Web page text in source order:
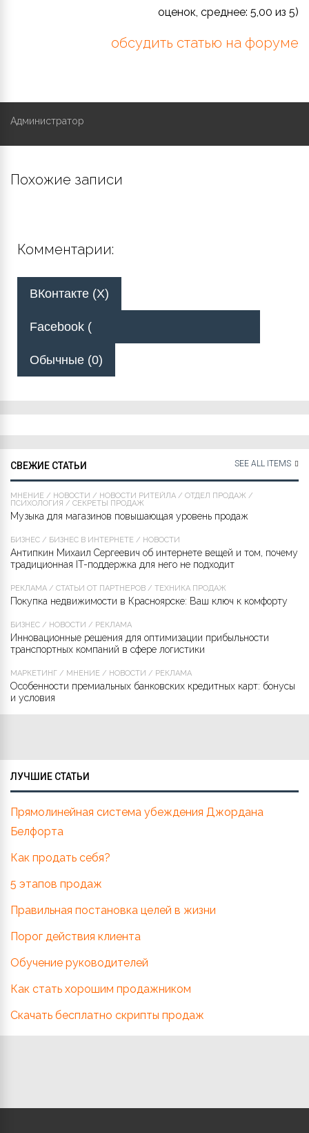
оценок, среднее: 5,00 из 5)
обсудить статью на форуме
Администратор
Похожие записи
Комментарии:
ВКонтакте (X)
Facebook (
Обычные (0)
СВЕЖИЕ СТАТЬИ SEE ALL ITEMS
МНЕНИЕ / НОВОСТИ / НОВОСТИ РИТЕЙЛА / ОТДЕЛ ПРОДАЖ /
ПСИХОЛОГИЯ / СЕКРЕТЫ ПРОДАЖ
Музыка для магазинов повышающая уровень продаж
БИЗНЕС / БИЗНЕС В ИНТЕРНЕТЕ / НОВОСТИ
Антипкин Михаил Сергеевич об интернете вещей и том, почему
традиционная IT-поддержка для него не подходит
РЕКЛАМА / СТАТЬИ ОТ ПАРТНЁРОВ / ТЕХНИКА ПРОДАЖ
Покупка недвижимости в Красноярске: Ваш ключ к комфорту
БИЗНЕС / НОВОСТИ / РЕКЛАМА
Инновационные решения для оптимизации прибыльности
транспортных компаний в сфере логистики
МАРКЕТИНГ / МНЕНИЕ / НОВОСТИ / РЕКЛАМА
Особенности премиальных банковских кредитных карт: бонусы
и условия
ЛУЧШИЕ СТАТЬИ
Прямолинейная система убеждения Джордана
Белфорта
Как продать себя?
5 этапов продаж
Правильная постановка целей в жизни
Порог действия клиента
Обучение руководителей
Как стать хорошим продажником
Скачать бесплатно скрипты продаж